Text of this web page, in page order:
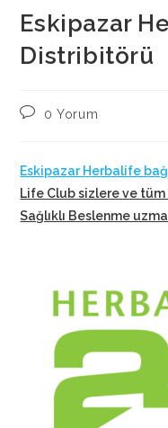
Eskipazar
Distribitörü
Post0 Yorum
Eskipazar Herbalife
Life Club sizlere ve
Sağlıklı Beslenme